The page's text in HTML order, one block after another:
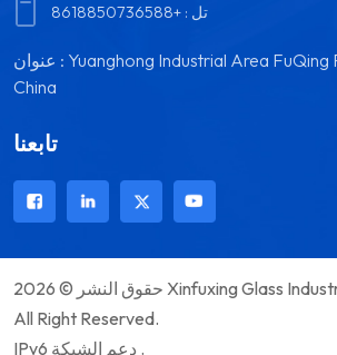
تل : +8618850736588
عنوان : Yuanghong Industrial Area FuQing FuZhou city FuJian
China
تابعنا
حقوق النشر © 2026 Xinfuxing Glass Industrial Group Co.,Ltd.
All Right Reserved.
IPv6 دعم الشبكة .